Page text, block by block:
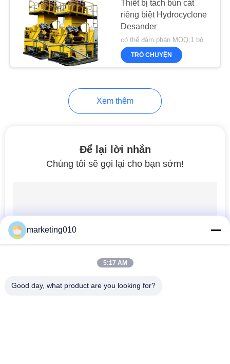
Máy khoan định
Giàn khoan địa chất
Thủy lực tĩnh cọc
điều khiển
Thiết bị tách bùn cát
riêng biệt Hydrocyclone
Desander
có thể đàm phán MOQ:1 bộ
TRÒ CHUYỆN
Xem thêm
Để lại lời nhắn
Chúng tôi sẽ gọi lại cho bạn sớm!
marketing010
5:17 AM
Good day, what product are you looking for?